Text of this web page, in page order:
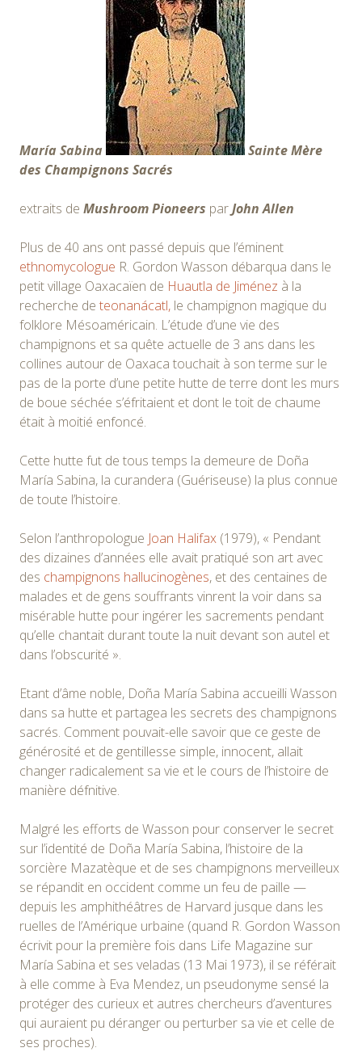
María Sabina
Sainte Mère
des Champignons Sacrés
extraits de Mushroom Pioneers parJohn Allen
Plus de 40 ans ont passé depuis que l’éminent
ethnomycologue R. Gordon Wasson débarqua dans le
petit village Oaxacaïen de Huautla de Jiménez à la
recherche de teonanácatl, le champignon magique du
folklore Mésoaméricain. L’étude d’une vie des
champignons et sa quête actuelle de 3 ans dans les
collines autour de Oaxaca touchait à son terme sur le
pas de la porte d’une petite hutte de terre dont les murs
de boue séchée s’éfritaient et dont le toit de chaume
était à moitié enfoncé.
Cette hutte fut de tous temps la demeure de Doña
María Sabina, la curandera (Guériseuse) la plus connue
de toute l’histoire.
Selon l’anthropologue Joan Halifax (1979), « Pendant
des dizaines d’années elle avait pratiqué son art avec
des champignons hallucinogènes, et des centaines de
malades et de gens souffrants vinrent la voir dans sa
misérable hutte pour ingérer les sacrements pendant
qu’elle chantait durant toute la nuit devant son autel et
dans l’obscurité ».
Etant d’âme noble, Doña María Sabina accueilli Wasson
dans sa hutte et partagea les secrets des champignons
sacrés. Comment pouvait-elle savoir que ce geste de
générosité et de gentillesse simple, innocent, allait
changer radicalement sa vie et le cours de l’histoire de
manière défnitive.
Malgré les efforts de Wasson pour conserver le secret
sur l’identité de Doña María Sabina, l’histoire de la
sorcière Mazatèque et de ses champignons merveilleux
se répandit en occident comme un feu de paille —
depuis les amphithéâtres de Harvard jusque dans les
ruelles de l’Amérique urbaine (quand R. Gordon Wasson
écrivit pour la première fois dans Life Magazine sur
María Sabina et ses veladas (13 Mai 1973), il se référait
à elle comme à Eva Mendez, un pseudonyme sensé la
protéger des curieux et autres chercheurs d’aventures
qui auraient pu déranger ou perturber sa vie et celle de
ses proches).